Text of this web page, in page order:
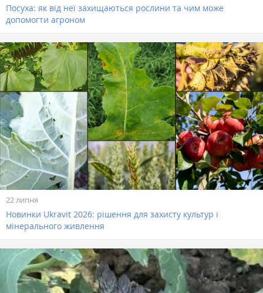
Посуха: як від неї захищаються рослини та чим може
допомогти агроном
22 липня
Новинки Ukravit 2026: рішення для захисту культур і
мінерального живлення